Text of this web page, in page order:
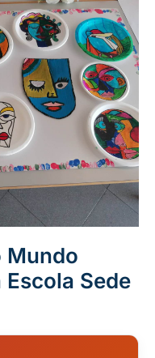
Mundo
Sede